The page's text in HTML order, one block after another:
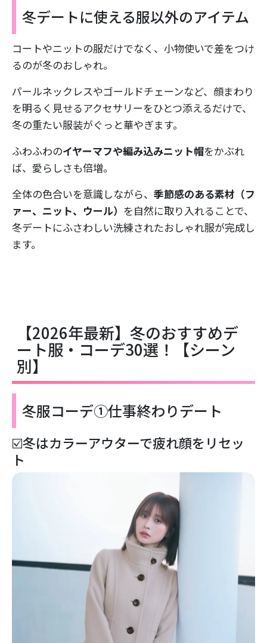
冬デートに使える服以外のアイテム
コートやニットの服だけでなく、小物使いで差をつけ
るのが冬のおしゃれ。
パールネックレスやゴールドチェーンなど、顔まわり
を明るく見せるアクセサリーをひとつ添えるだけで、
冬の重たい服装がぐっと華やぎます。
ふわふわのイヤーマフや編み込みニット帽をかぶれ
ば、愛らしさも倍増。
全体の色合いを意識しながら、 季節感のある素材（フ
ァー、ニット、ウール） を自然に取り入れることで、
冬デートにふさわしい洗練されたおしゃれ服が完成し
ます。
【2026年最新】冬のおすすめデ
ート服・コーデ30選！【シーン
別】
冬服コーデ①仕事終わりデート
☑️冬はカラーアウターで疲れ顔をリセッ
ト